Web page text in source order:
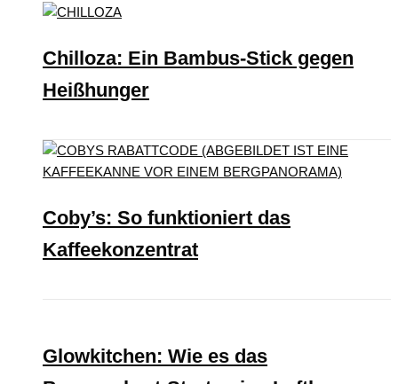
Chilloza: Ein Bambus-Stick gegen
Heißhunger
Coby’s: So funktioniert das
Kaffeekonzentrat
Glowkitchen: Wie es das